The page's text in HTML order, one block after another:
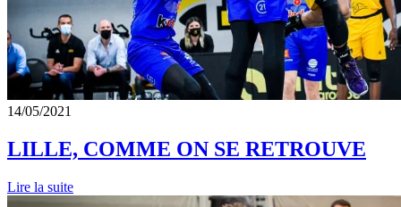
14/05/2021
LILLE, COMME ON SE RETROUVE
Lire la suite